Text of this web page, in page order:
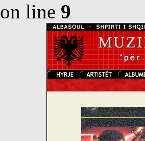
on line 9